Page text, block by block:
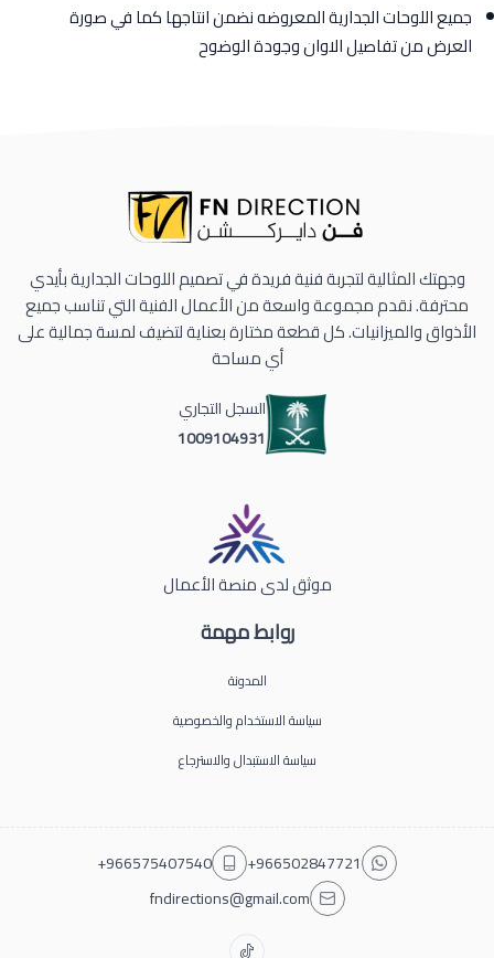
جميع اللوحات الجدارية المعروضه نضمن انتاجها كما في صورة
العرض من تفاصيل الاوان وجودة الوضوح
روابط مهمة
المدونة
سياسة الاستخدام والخصوصية
سياسة الاستبدال والاسترجاع
وجهتك المثالية لتجربة فنية فريدة في تصميم اللوحات الجدارية بأيدي
محترفة. نقدم مجموعة واسعة من الأعمال الفنية التي تناسب جميع
الأذواق والميزانيات. كل قطعة مختارة بعناية لتضيف لمسة جمالية على
أي مساحة
السجل التجاري
1009104931
موثق لدى منصة الأعمال
+966502847721
+966575407540
fndirections@gmail.com